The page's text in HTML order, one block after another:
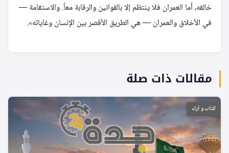
خالقه، أما العمران فلا ينتظم إلا بالقوانين والرقابة معاً. والاستقامة —
في الأخلاق والعمران — هي الطريق الأقصر بين الإنسان وغاياته».
مقالات ذات صلة
كتاب و آراء